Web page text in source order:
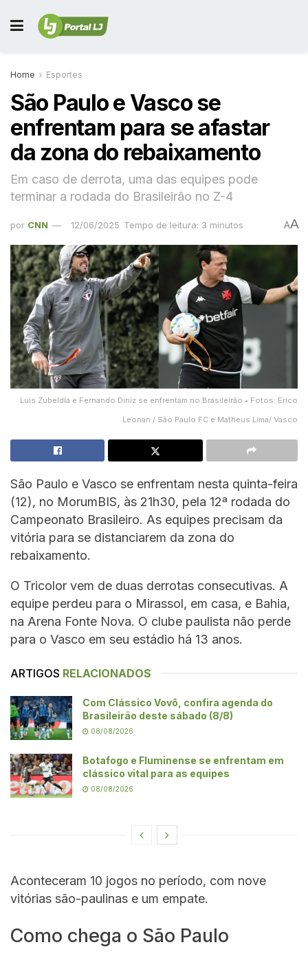
Home Esportes
São Paulo e Vasco se
enfrentam para se afastar
da zona do rebaixamento
Em caso de derrota, uma das equipes pode
terminar a rodada do Brasileirão no Z-4
por CNN 12/06/2025 Tempo de leitura: 3 minutos AA
Luis Zubeldía e Fernando Diniz se enfrentam no Brasileirão • Fotos: Erico
Leonan / São Paulo FC e Matheus Lima/ Vasco
São Paulo e Vasco se enfrentam nesta quinta-feira
(12), no MorumBIS, às 21h30, pela 12ª rodada do
Campeonato Brasileiro. As equipes precisam da
vitória para se distanciarem da zona do
rebaixamento.
O Tricolor vem de duas derrotas consecutivas. A
equipe perdeu para o Mirassol, em casa, e Bahia,
na Arena Fonte Nova. O clube paulista não perde
para o Vasco em seu estádio há 13 anos.
ARTIGOS RELACIONADOS
Com Clássico Vovô, confira agenda do
Brasileirão deste sábado (8/8)
08/08/2026
Botafogo e Fluminense se enfrentam em
clássico vital para as equipes
08/08/2026
Aconteceram 10 jogos no período, com nove
vitórias são-paulinas e um empate.
Como chega o São Paulo